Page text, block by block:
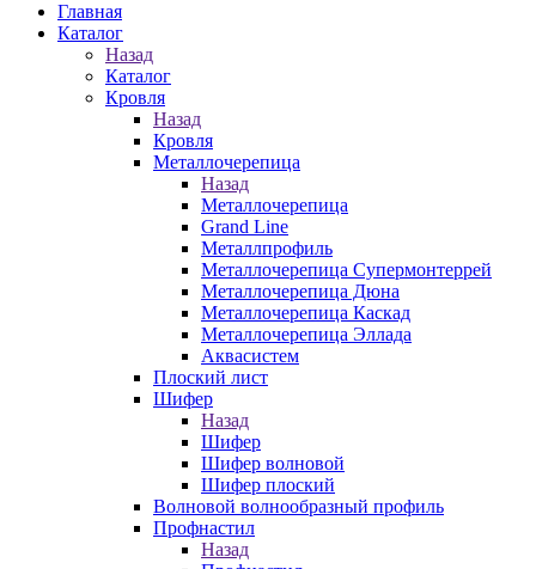
Главная
Каталог
Назад
Каталог
Кровля
Назад
Кровля
Металлочерепица
Назад
Металлочерепица
Grand Line
Металлпрофиль
Металлочерепица Супермонтеррей
Металлочерепица Дюна
Металлочерепица Каскад
Металлочерепица Эллада
Аквасистем
Плоский лист
Шифер
Назад
Шифер
Шифер волновой
Шифер плоский
Волновой волнообразный профиль
Профнастил
Назад